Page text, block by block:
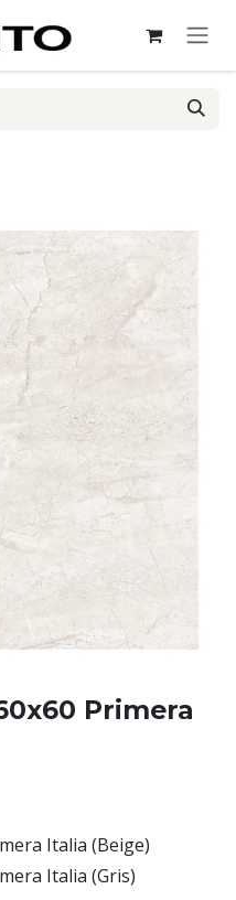
Primera
Italia (Beige)
Italia (Gris)